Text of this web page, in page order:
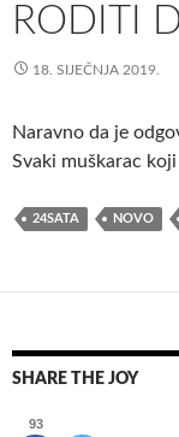
RODITI
18. SIJEČNJA 2019.
Naravno da je
Svaki muškarac
24SATA NOVO
SHARE THE JOY
93